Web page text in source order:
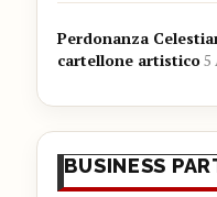
Perdonanza
cartellone artistico5
BUSINESS